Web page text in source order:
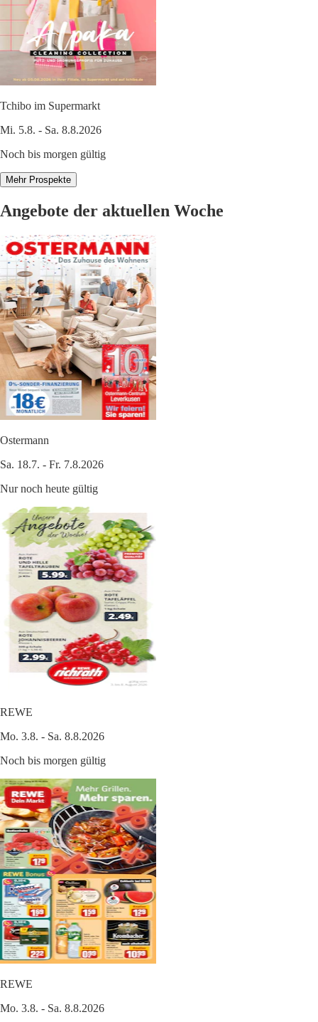
Tchibo im Supermarkt
Mi. 5.8. - Sa. 8.8.2026
Noch bis morgen gültig
Mehr Prospekte
Angebote der aktuellen Woche
Ostermann
Sa. 18.7. - Fr. 7.8.2026
Nur noch heute gültig
REWE
Mo. 3.8. - Sa. 8.8.2026
Noch bis morgen gültig
REWE
Mo. 3.8. - Sa. 8.8.2026